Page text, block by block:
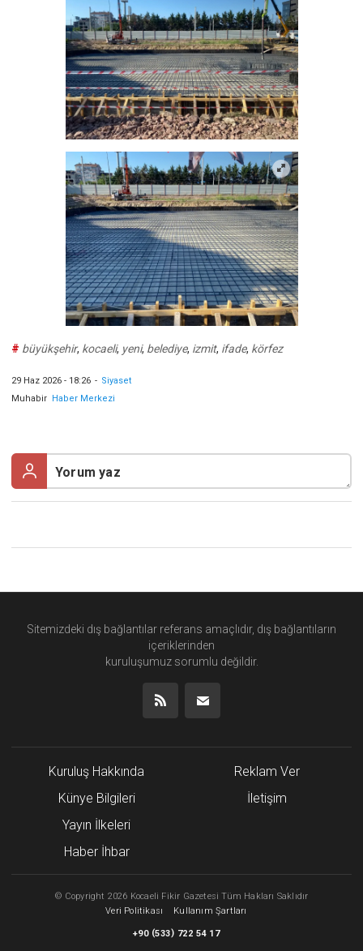
# büyükşehir, kocaeli, yeni, belediye, izmit, ifade, körfez
29 Haz 2026 - 18:26 - Siyaset
Muhabir Haber Merkezi
Sitemizdeki dış bağlantılar referans amaçlıdır, dış bağlantıların
içeriklerinden
kuruluşumuz sorumlu değildir.
Kuruluş Hakkında
Künye Bilgileri
Yayın İlkeleri
Haber İhbar
Reklam Ver
İletişim
© Copyright 2026 Kocaeli Fikir Gazetesi Tüm Hakları Saklıdır
Veri Politikası
Kullanım Şartları
+90 (533) 722 54 17